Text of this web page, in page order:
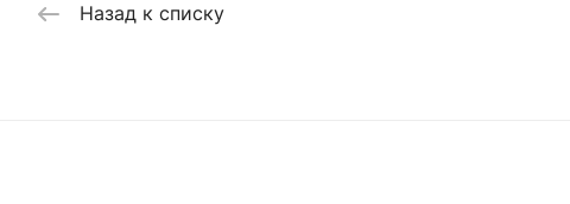
Назад к списку